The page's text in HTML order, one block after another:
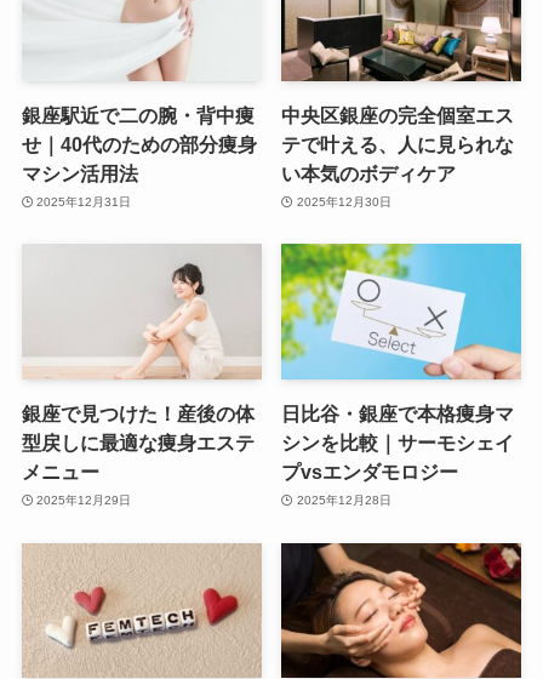
銀座駅近で二の腕・背中痩
せ｜40代のための部分痩身
マシン活用法
2025年12月31日
中央区銀座の完全個室エス
テで叶える、人に見られな
い本気のボディケア
2025年12月30日
銀座で見つけた！産後の体
型戻しに最適な痩身エステ
メニュー
2025年12月29日
日比谷・銀座で本格痩身マ
シンを比較｜サーモシェイ
プvsエンダモロジー
2025年12月28日